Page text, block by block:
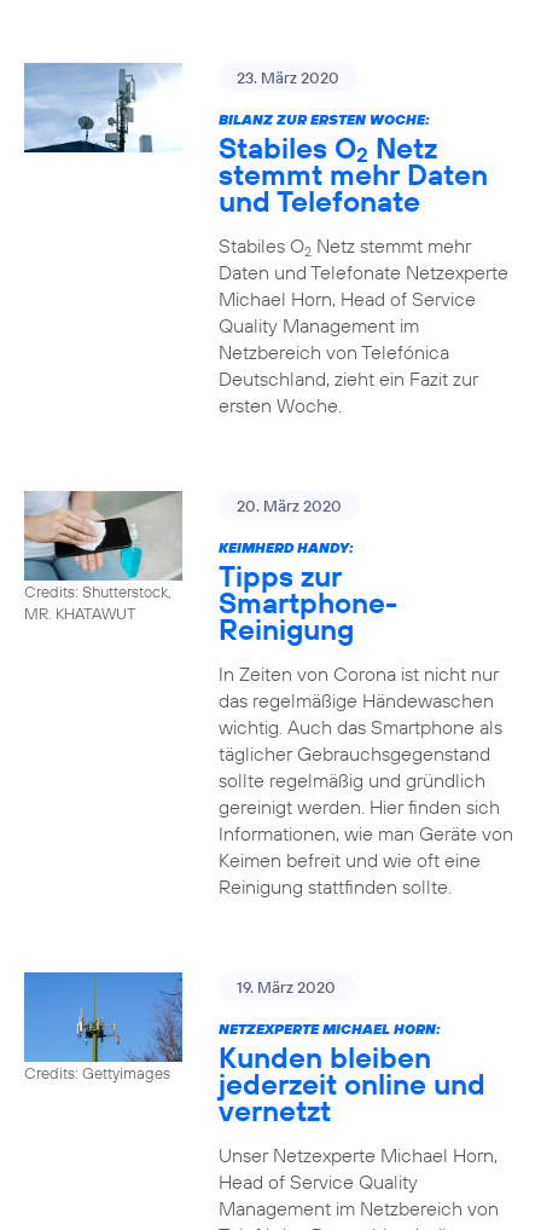
23. März 2020
BILANZ ZUR ERSTEN WOCHE:
Stabiles O2 Netz
stemmt mehr Daten
und Telefonate
Stabiles O2Netz stemmt mehr
Daten und Telefonate Netzexperte
Michael Horn, Head of Service
Quality Management im
Netzbereich von Telefónica
Deutschland, zieht ein Fazit zur
ersten Woche.
Credits: Shutterstock,
MR. KHATAWUT
20. März 2020
KEIMHERD HANDY:
Tipps zur
Smartphone-
Reinigung
In Zeiten von Corona ist nicht nur
das regelmäßige Händewaschen
wichtig. Auch das Smartphone als
täglicher Gebrauchsgegenstand
sollte regelmäßig und gründlich
gereinigt werden. Hier finden sich
Informationen, wie man Geräte von
Keimen befreit und wie oft eine
Reinigung stattfinden sollte.
Credits: Gettyimages
19. März 2020
NETZEXPERTE MICHAEL HORN:
Kunden bleiben
jederzeit online und
vernetzt
Unser Netzexperte Michael Horn,
Head of Service Quality
Management im Netzbereich von